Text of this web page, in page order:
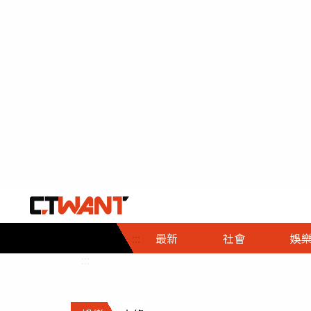
::: 最新 社會
社會首頁
時事
調查
娛樂
娛樂首頁
即時
財經首頁
熱線
政